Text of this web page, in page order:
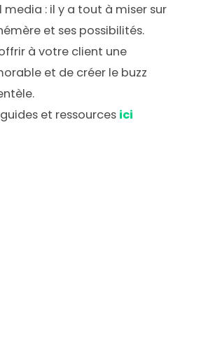
media : il y a tout à miser sur
et ses possibilités.
à votre client une
et de créer le buzz
et ressources ici